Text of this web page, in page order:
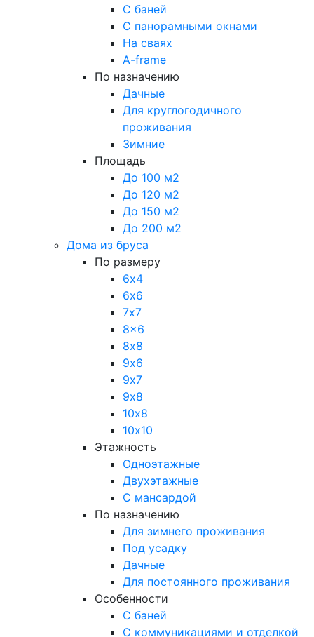
С баней
С панорамными окнами
На сваях
A-frame
По назначению
Дачные
Для круглогодичного
проживания
Зимние
Площадь
До 100 м2
До 120 м2
До 150 м2
До 200 м2
Дома из бруса
По размеру
6х4
6х6
7х7
8x6
8х8
9х6
9х7
9х8
10х8
10х10
Этажность
Одноэтажные
Двухэтажные
С мансардой
По назначению
Для зимнего проживания
Под усадку
Дачные
Для постоянного проживания
Особенности
С баней
С коммуникациями и отделкой